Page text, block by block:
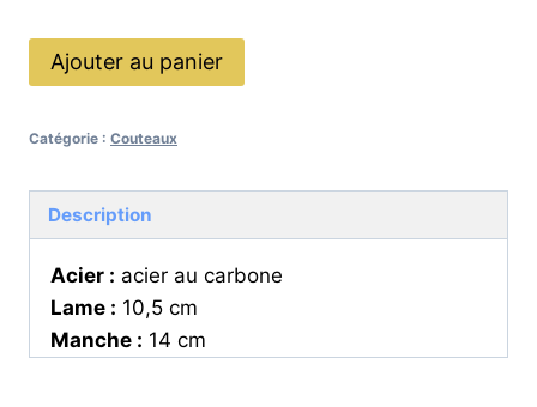
quantité
de
brut
forge
4
Ajouter au panier
Catégorie : Couteaux
Description
Acier : acier au carbone
Lame : 10,5 cm
Manche : 14 cm